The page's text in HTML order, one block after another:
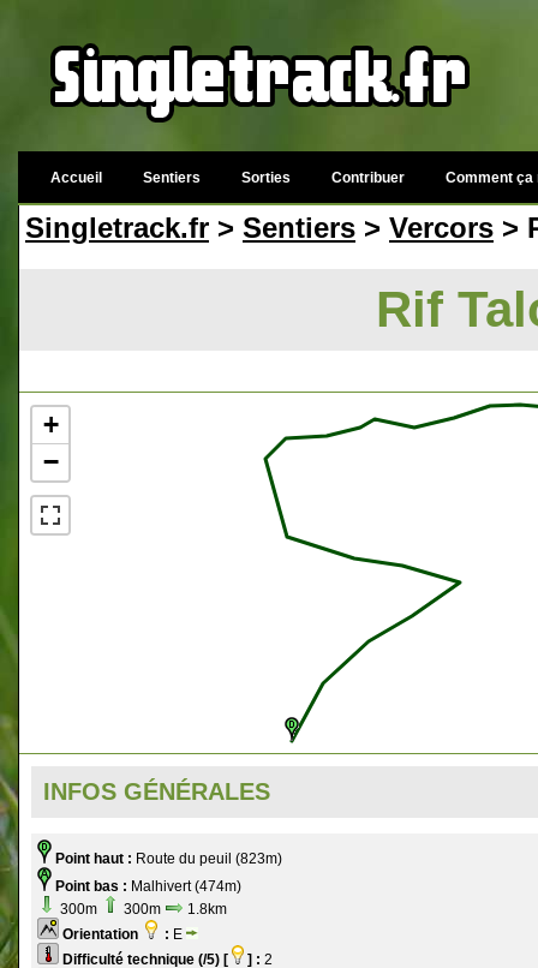
Accueil Sentiers Sorties Contribuer Comment ça
Singletrack.fr > Sentiers > Vercors >
Rif
+
−
INFOS GÉNÉRALES
Point haut : Route du peuil (823m)
Point bas : Malhivert (474m)
300m
300m
1.8km
Orientation
: E
Difficulté technique (/5) [
] : 2